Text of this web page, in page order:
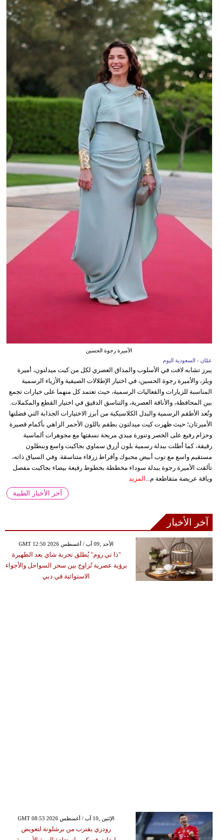
الأميرة رجوة الحسين
عمّان - السعودية اليوم
يبرز تشابه لافت في الأسلوب والمذاق العصري لكل من كيت ميدلتون، أميرة
ويلز، والأميرة رجوة الحسين، في اختيار الإطلالات الصيفية والأزياء الرسمية
المناسبة للزيارات والفعاليات الرسمية، حيث تعتمد كل منهما على خيارات تجمع
بين المحافظة، والأناقة العصرية، والتناسق الدقيق في اختيار القطع والمكملات.
وتُعد الأطقم الرسمية والبدل الكلاسيكية من أبرز الاختيارات الجذابة التي فضلتها
الأميرتان؛ حيث ظهرت كيت ميدلتون بطقم باللون الأحمر الزاهي بأكمام قصيرة
وحزام رفيع على الخصر وتنورة ميدي مريحة نسقتها مع مجوهرات ألماسية
رقيقة، كما أطلت ببدلة رسمية بلون أزرق سماوي بجاكيت واسع وبنطلون
مستقيم واسع مع توب أبيض محبوك وأقراط زرقاء متناسقة. وفي السياق ذاته،
تألقت الأميرة رجوة ببدلة سوداء مخططة بخطوط رفيعة بيضاء بجاكيت مفصل
وياقة عريضة متقاطعة م...
المزيد
آخر الأخبار الطبية
آخر الأخبار
GMT 12:50 2026 الأحد ,09 آب / أغسطس
"ذا تي روم" يُطلق تجربة شاي بعد الظهيرة
برؤية عصرية تُزاوج بين سحر السواحل والأجواء
الاستوائية في دبي
GMT 08:53 2026 الإثنين ,10 آب / أغسطس
رودري يقترب من برشلونة لتعويض